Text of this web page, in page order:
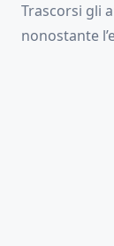
Trascorsi gli
nonostante